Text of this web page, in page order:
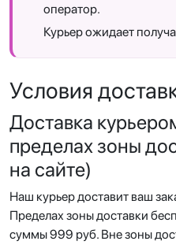
оператор.
Курьер ожидает
Условия
Доставка
пределах зоны
на сайте)
Наш курьер доставит ваш
Пределах зоны доставки
суммы 999 руб. Вне зоны